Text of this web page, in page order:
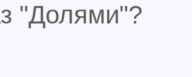
"Долями"?